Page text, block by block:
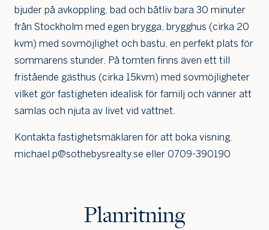
bjuder på avkoppling, bad och båtliv bara 30 minuter
från Stockholm med egen brygga, brygghus (cirka 20
kvm) med sovmöjlighet och bastu, en perfekt plats för
sommarens stunder. På tomten finns även ett till
fristående gästhus (cirka 15kvm) med sovmöjligheter
vilket gör fastigheten idealisk för familj och vänner att
samlas och njuta av livet vid vattnet.
Kontakta fastighetsmäklaren för att boka visning.
michael.p@sothebysrealty.se eller 0709-390190
Planritning